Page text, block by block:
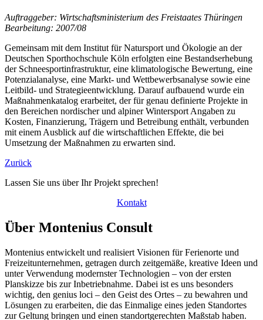
Auftraggeber: Wirtschaftsministerium des Freistaates Thüringen
Bearbeitung: 2007/08
Gemeinsam mit dem Institut für Natursport und Ökologie an der
Deutschen Sporthochschule Köln erfolgten eine Bestandserhebung
der Schneesportinfrastruktur, eine klimatologische Bewertung, eine
Potenzialanalyse, eine Markt- und Wettbewerbsanalyse sowie eine
Leitbild- und Strategieentwicklung. Darauf aufbauend wurde ein
Maßnahmenkatalog erarbeitet, der für genau definierte Projekte in
den Bereichen nordischer und alpiner Wintersport Angaben zu
Kosten, Finanzierung, Trägern und Betreibung enthält, verbunden
mit einem Ausblick auf die wirtschaftlichen Effekte, die bei
Umsetzung der Maßnahmen zu erwarten sind.
Zurück
Lassen Sie uns über Ihr Projekt sprechen!
Kontakt
Über Montenius Consult
Montenius entwickelt und realisiert Visionen für Ferienorte und
Freizeitunternehmen, getragen durch zeitgemäße, kreative Ideen und
unter Verwendung modernster Technologien – von der ersten
Planskizze bis zur Inbetriebnahme. Dabei ist es uns besonders
wichtig, den genius loci – den Geist des Ortes – zu bewahren und
Lösungen zu erarbeiten, die das Einmalige eines jeden Standortes
zur Geltung bringen und einen standortgerechten Maßstab haben.